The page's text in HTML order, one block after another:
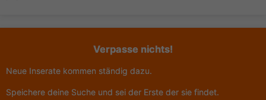
Verpasse nichts!
Neue Inserate kommen ständig dazu.
Speichere deine Suche und sei der Erste der sie findet.